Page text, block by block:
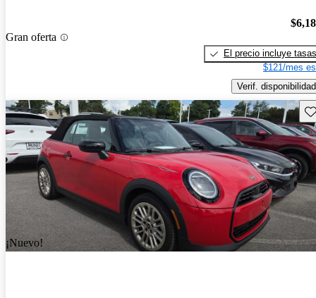
Gran oferta
El precio incluye tasas
$121/mes
Verif. disponibilidad
¡Nuevo!